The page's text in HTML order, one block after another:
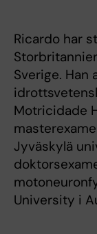
Ricardo har
Sverige. Han
Motricidade
Jyväskylä
University i